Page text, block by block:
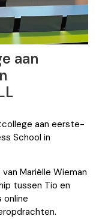
aan
aan eerste-
School in
Mariëlle Wieman
tussen Tio en
online